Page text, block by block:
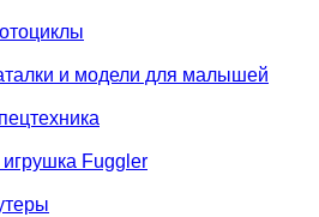
и модели для малышей
игрушка Fuggler